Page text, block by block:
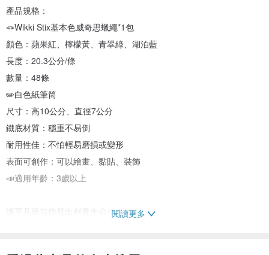
產品規格：
🪢Wikki Stix基本色威奇思蠟繩*1包
顏色：蘋果紅、檸檬黃、青翠綠、湖泊藍
長度：20.3公分/條
數量：48條
✏️白色紙筆筒
尺寸：高10公分、直徑7公分
鐵底材質：穩重不易倒
耐用性佳：不怕輕易磨損或變形
表面可創作：可以繪畫、黏貼、裝飾
📣適用年齡：3歲以上
讓平凡筆筒煥發出創意生命🎨閱讀更多